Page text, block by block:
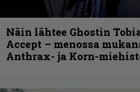
Näin lähtee Ghostin
Accept – menossa
Anthrax- ja Korn-